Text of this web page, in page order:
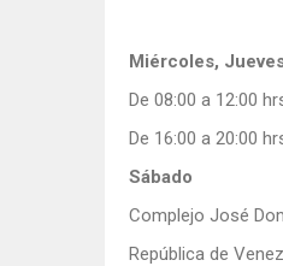
Miércoles,
De 08:00 a 12:00
De 16:00 a 20:00
Sábado
Complejo José
República de